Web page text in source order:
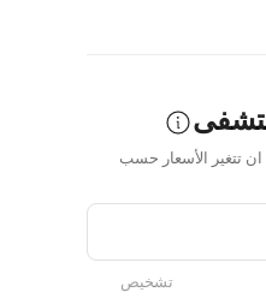
- 29.04.2022 - يمكن ان تتغير الأسعار حسب
تشخيص